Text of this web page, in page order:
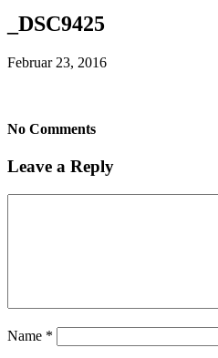
_DSC9425
Februar 23, 2016
No Comments
Leave a Reply
Name *